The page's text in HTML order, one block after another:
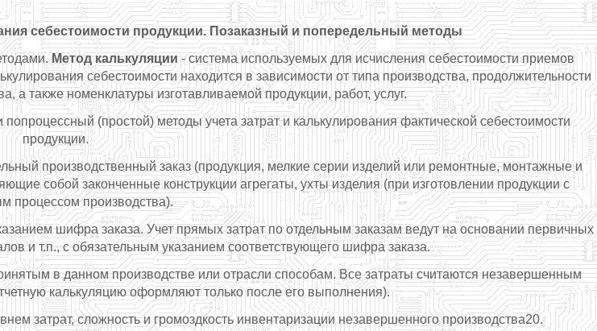
себестоимости продукции. Позаказный и попередельный методы
Метод калькуляции- система используемых для исчисления себестоимости приемов
себестоимости находится в зависимости от типа производства, продолжительности
а также номенклатуры изготавливаемой продукции, работ, услуг.
(простой) методы учета затрат и калькулирования фактической себестоимости
продукции.
производственный заказ (продукция, мелкие серии изделий или ремонтные, монтажные и
собой законченные конструкции агрегаты, ухты изделия (при изготовлении продукции с
процессом производства).
шифра заказа. Учет прямых затрат по отдельным заказамведут на основании первичных
и т.п., с обязательным указанием соответствующего шифра заказа.
в данном производстве или отрасли способам. Все затраты считаются незавершенным
калькуляцию оформляют только после его выполнения).
затрат, сложность и громоздкость инвентаризации незавершенного производства20.